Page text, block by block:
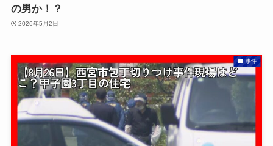
の男か！？
2026年5月2日
事件